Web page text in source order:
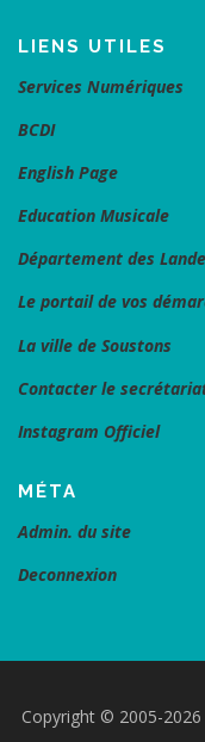
LIENS UTILES
Services Numériques
BCDI
English Page
Education Musicale
Département des
Le portail de vos
La ville de Soustons
Contacter le
Instagram Officiel
MÉTA
Admin. du site
Deconnexion
Copyright © 2005-